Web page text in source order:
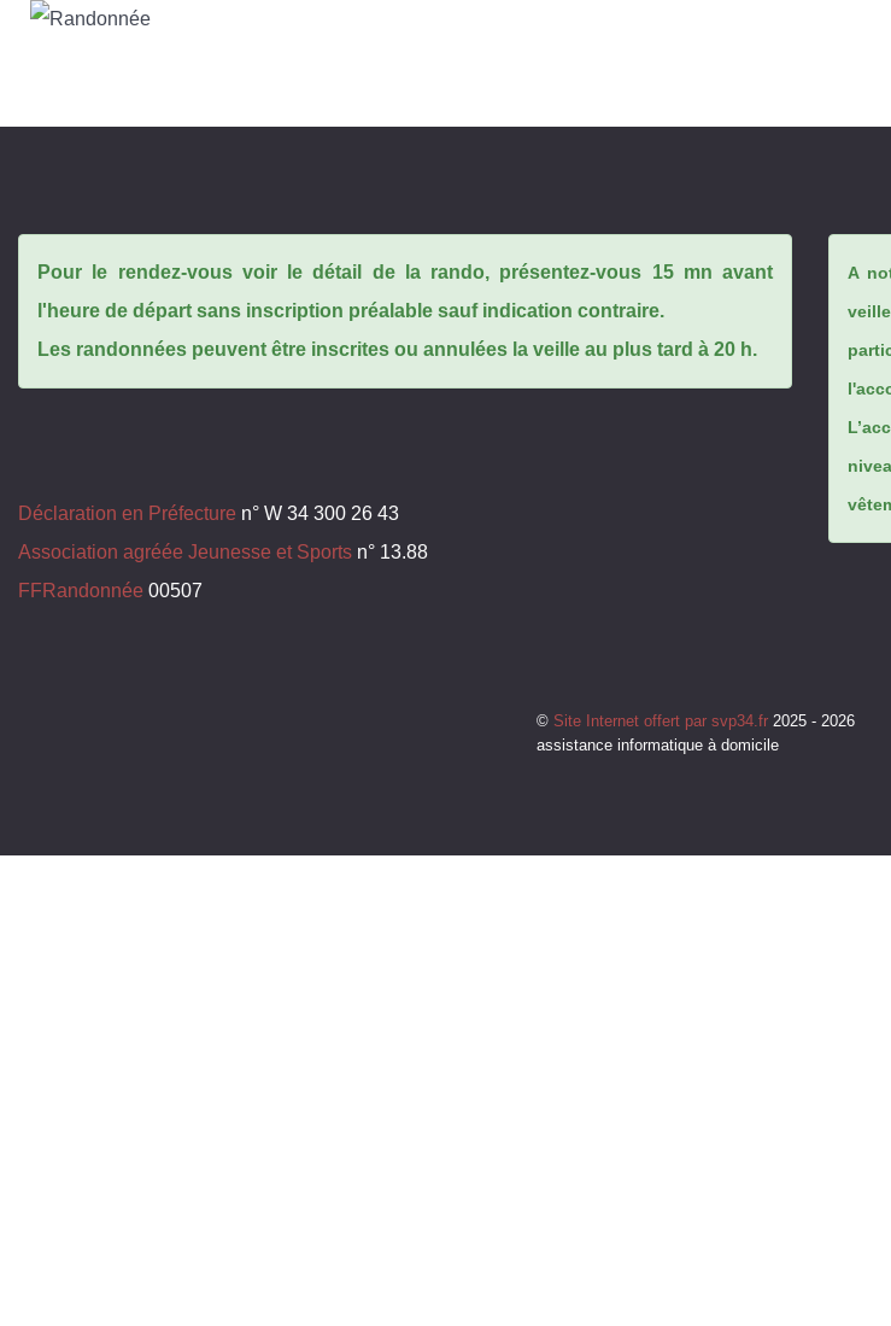
Pour le rendez-vous voir le détail de la rando, présentez-vous 15 mn avant
l'heure de départ sans inscription préalable sauf indication contraire.
Les randonnées peuvent être inscrites ou annulées la veille au plus tard à 20 h.
Déclaration en Préfecture n° W 34 300 26 43
Association agréée Jeunesse et Sports n° 13.88
FFRandonnée 00507
A
© Site Internet offert par svp34.fr 2025 - 2026
assistance informatique à domicile